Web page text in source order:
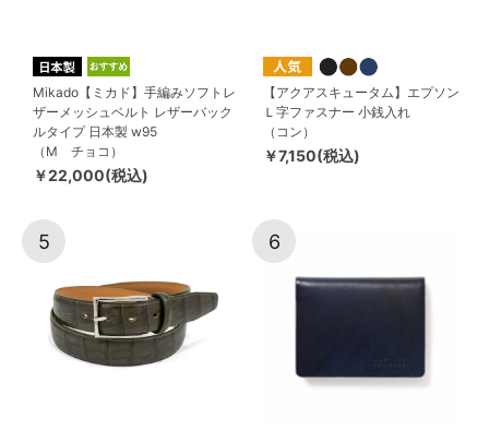
Mikado【ミカド】手編みソフトレ
ザーメッシュベルト レザーバック
ルタイプ 日本製 w95
（M チョコ）
￥22,000(税込)
【アクアスキュータム】エプソン
Ｌ字ファスナー 小銭入れ
（コン）
￥7,150(税込)
5 6